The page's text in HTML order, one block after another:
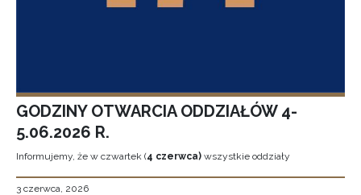
GODZINY OTWARCIA ODDZIAŁÓW 4-
5.06.2026 R.
Informujemy, że w czwartek (4 czerwca) wszystkie oddziały
3 czerwca, 2026